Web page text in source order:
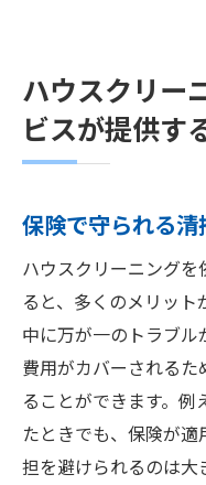
ハウスクリー
ビスが提供す
保険で守られる
ハウスクリーニング
ると、多くのメリッ
中に万が一のトラブ
費用がカバーされる
ることができます。
たときでも、保険が
担を避けられるのは